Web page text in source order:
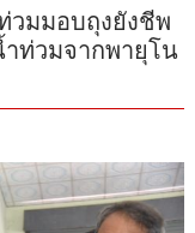
วมมอบถุงยังชีพ
ท่วมจากพายุโน